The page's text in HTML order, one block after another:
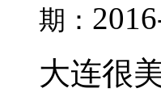
期：
大连很